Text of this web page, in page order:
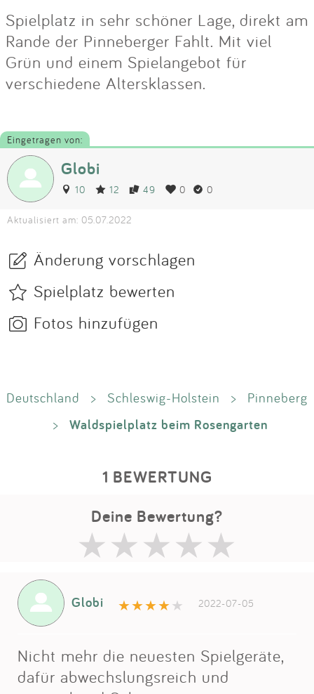
Spielplatz in sehr schöner Lage, direkt am
Rande der Pinneberger Fahlt. Mit viel
Grün und einem Spielangebot für
verschiedene Altersklassen.
Eingetragen von:
Globi
10 12 49 0 0
Aktualisiert am: 05.07.2022
Änderung vorschlagen
Spielplatz bewerten
Fotos hinzufügen
Deutschland > Schleswig-Holstein >
Pinneberg
>
Waldspielplatz beim Rosengarten
1 BEWERTUNG
Deine Bewertung?
Globi 2022-07-05
Nicht mehr die neuesten Spielgeräte,
dafür abwechslungsreich und